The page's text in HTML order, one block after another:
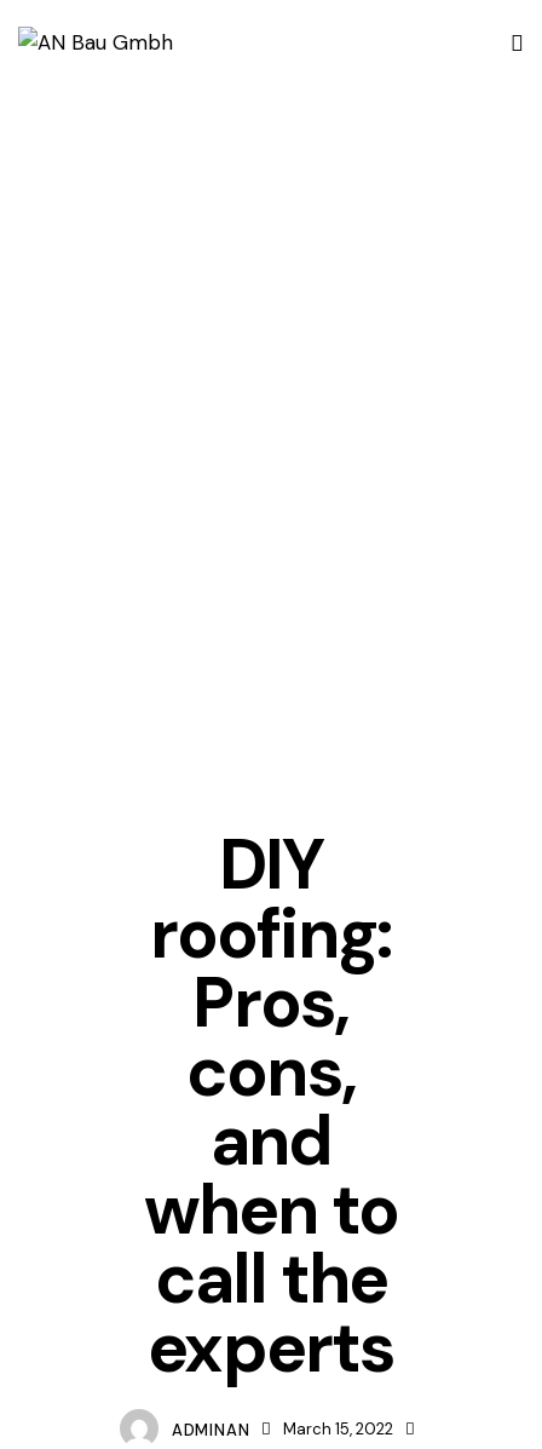
DIY
roofing:
Pros,
cons,
and
when to
call the
experts
ADMINAN
March 15, 2022